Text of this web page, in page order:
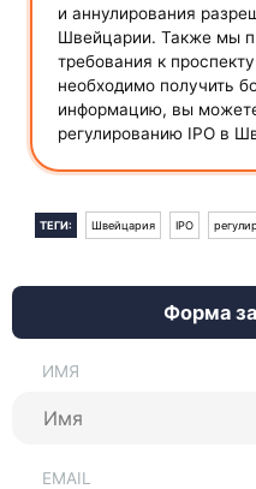
и аннулирования
Швейцарии. Также мы
требования к
необходимо получить
информацию, вы
регулированию IPO в
ТЕГИ: Швейцария IPO
Форма
ИМЯ
EMAIL